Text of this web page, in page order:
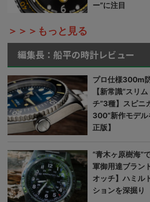
ー”に注目
＞＞＞もっと見る
編集長：船平の時計レビュー
プロ仕様300m
【新常識“スリ
チ”3種】スピニ
300”新作モデ
正版】
“青木ヶ原樹海”
軍御用達ブラン
オッチ】ハミル
ションを深掘り